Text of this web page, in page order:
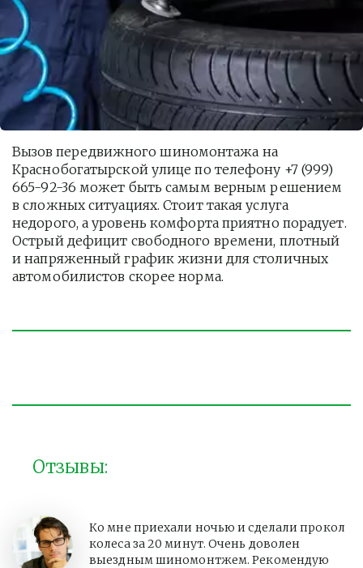
Вызов передвижного шиномонтажа на
Краснобогатырской улице по телефону +7 (999)
665-92-36 может быть самым верным решением
в сложных ситуациях. Стоит такая услуга
недорого, а уровень комфорта приятно порадует.
Острый дефицит свободного времени, плотный
и напряженный график жизни для столичных
автомобилистов скорее норма.
Отзывы:
Ко мне приехали ночью и сделали прокол
колеса за 20 минут. Очень доволен
выездным шиномонтжем. Рекомендую